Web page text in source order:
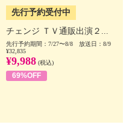
先行予約受付中
チェンジ ＴＶ通販出演２...
先行予約期間：7/27〜8/8 放送日：8/9
¥32,835
¥9,988 (税込)
69%OFF